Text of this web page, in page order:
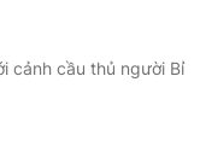
cảnh cầu thủ người Bỉ